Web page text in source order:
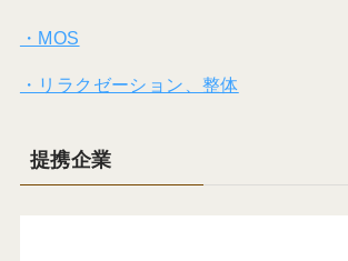
・MOS
・リラクゼーション、整体
提携企業